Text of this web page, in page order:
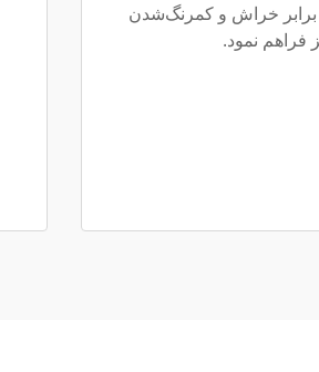
خراش و کمرنگ‌شدن
فراهم نمود.